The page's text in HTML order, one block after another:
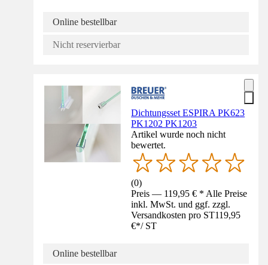
Online bestellbar
Nicht reservierbar
Dichtungsset ESPIRA PK623
PK1202 PK1203
Artikel wurde noch nicht
bewertet.
(0)
Preis — 119,95 € * Alle Preise
inkl. MwSt. und ggf. zzgl.
Versandkosten pro ST119,95
€*/ ST
Online bestellbar